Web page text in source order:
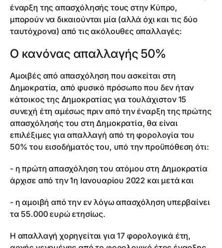
έναρξη της απασχόλησής τους στην Κύπρο,
μπορούν να δικαιούνται μία (αλλά όχι και τις δύο
ταυτόχρονα) από τις ακόλουθες απαλλαγές:
Ο κανόνας απαλλαγής 50%
Αμοιβές από απασχόληση που ασκείται στη
Δημοκρατία, από φυσικό πρόσωπο που δεν ήταν
κάτοικος της Δημοκρατίας για τουλάχιστον 15
συνεχή έτη αμέσως πριν από την έναρξη της πρώτης
απασχόλησής του στη Δημοκρατία, θα είναι
επιλέξιμες για απαλλαγή από τη φορολογία του
50% του εισοδήματός του, υπό την προϋπόθεση ότι:
- η πρώτη απασχόληση του ατόμου στη Δημοκρατία
άρχισε από την 1η Ιανουαρίου 2022 και μετά και
- η αμοιβή από την εν λόγω απασχόληση υπερβαίνει
τα 55.000 ευρώ ετησίως.
Η απαλλαγή χορηγείται για 17 φορολογικά έτη,